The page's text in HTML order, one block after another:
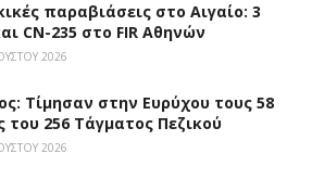
παραβιάσεις στο Αιγαίο: 3
CN-235 στο FIR Αθηνών
2026
Τίμησαν στην Ευρύχου τους 58
του 256 Τάγματος Πεζικού
2026